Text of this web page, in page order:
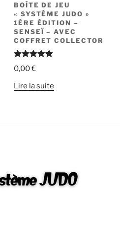
BOÎTE DE JEU
« SYSTÈME JUDO »
1ÈRE ÉDITION –
SENSEÏ – AVEC
COFFRET COLLECTOR
Note 5.00
sur 5
0,00€
Lire la suite